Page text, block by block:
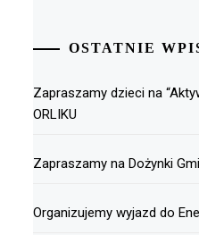
OSTATNIE
Zapraszamy dzieci na
ORLIKU
Zapraszamy na Dożynki
Organizujemy wyjazd do